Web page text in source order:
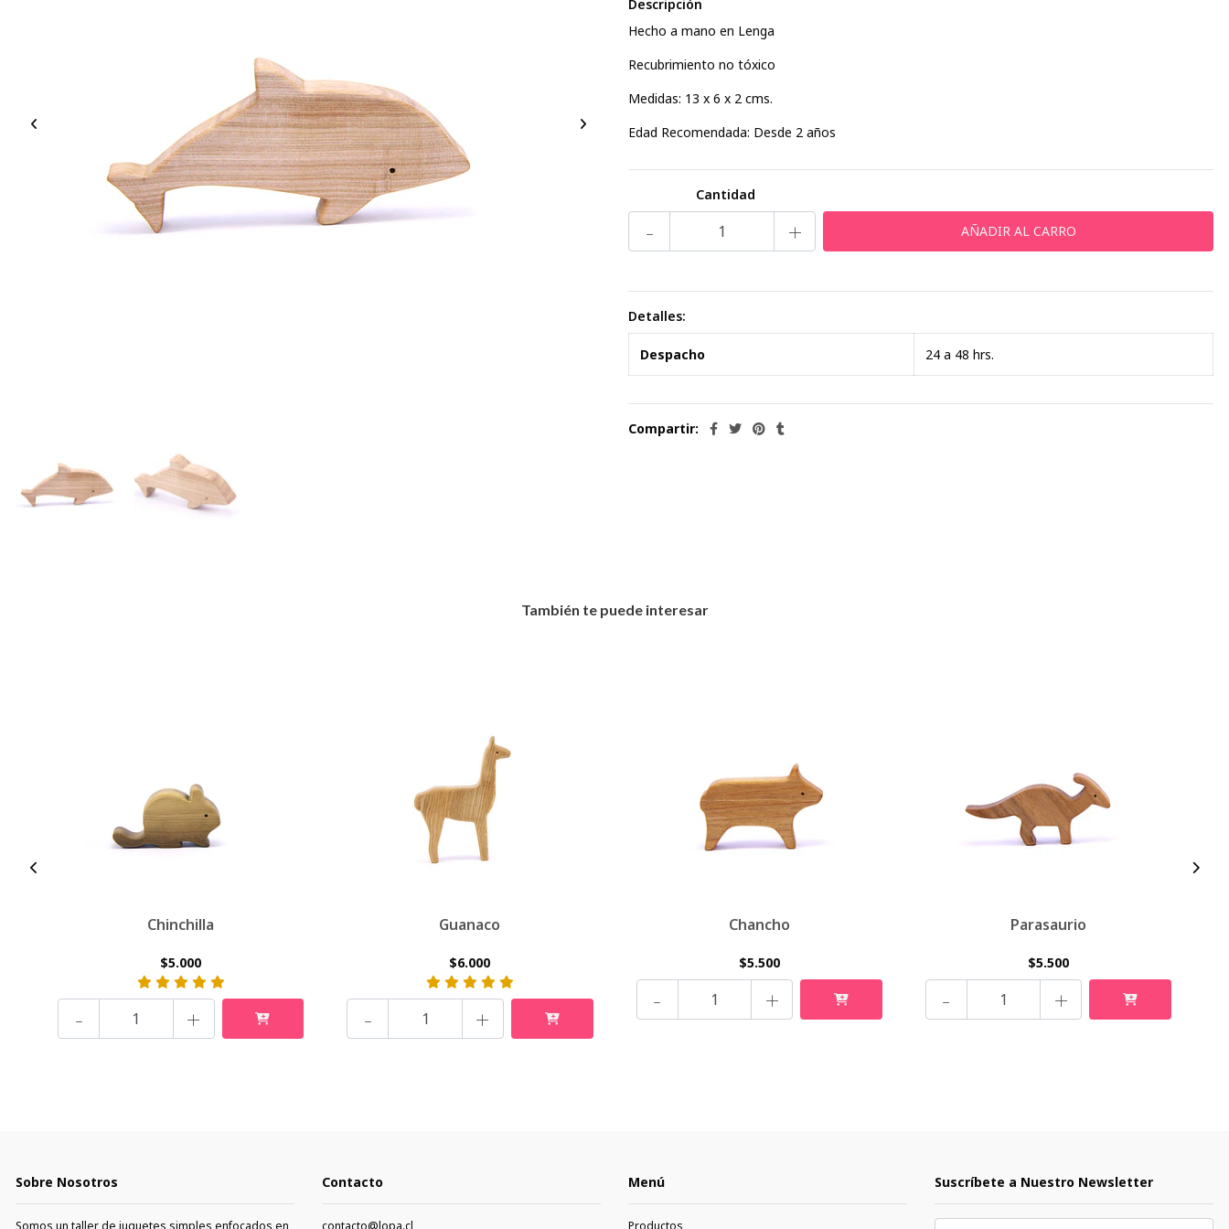
Descripción
Hecho a mano en Lenga
Recubrimiento no tóxico
Medidas: 13 x 6 x 2 cms.
Edad Recomendada: Desde 2 años
Cantidad
- +
Detalles:
Despacho 24 a 48 hrs.
Compartir:
También te puede interesar
Chinchilla
$5.000
- +
Guanaco
$6.000
- +
Chancho
$5.500
- +
Parasaurio
$5.500
- +
Sobre Nosotros
Somos un taller de juguetes simples enfocados en
Contacto
contacto@lopa.cl
Menú
Productos
Suscríbete a Nuestro Newsletter